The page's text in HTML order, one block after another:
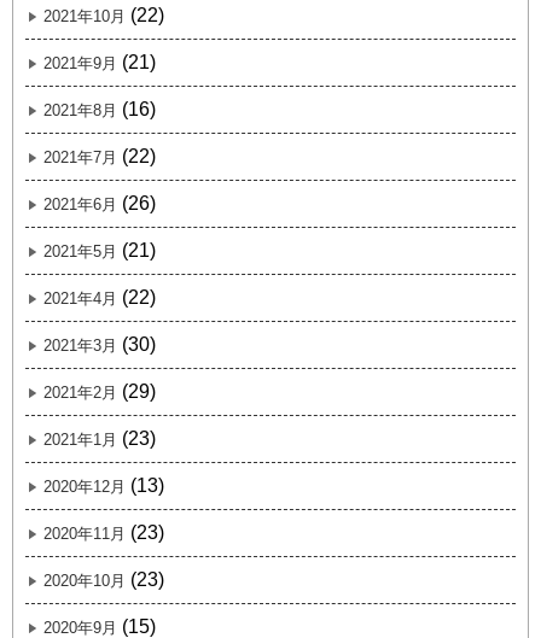
2021年10月 (22)
2021年9月 (21)
2021年8月 (16)
2021年7月 (22)
2021年6月 (26)
2021年5月 (21)
2021年4月 (22)
2021年3月 (30)
2021年2月 (29)
2021年1月 (23)
2020年12月 (13)
2020年11月 (23)
2020年10月 (23)
2020年9月 (15)